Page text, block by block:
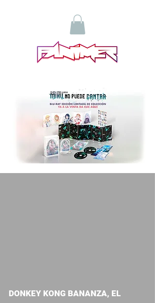
DONKEY KONG BANANZA, EL